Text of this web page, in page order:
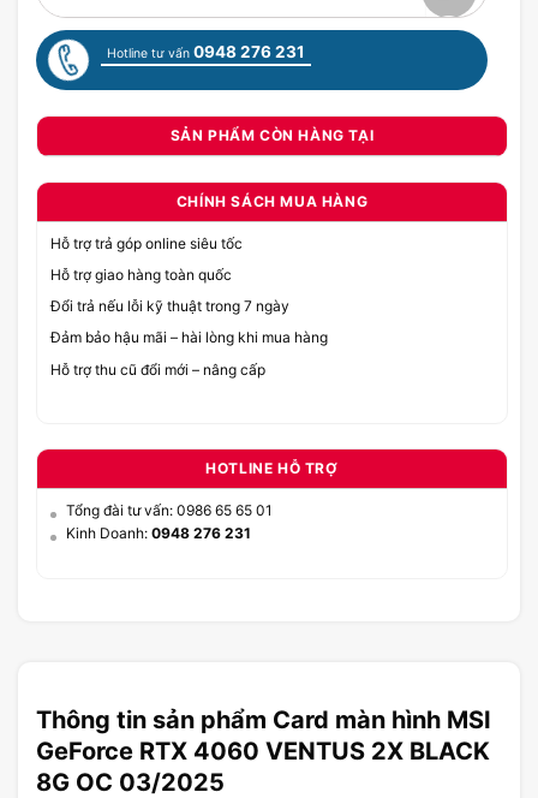
Hotline tư vấn 0948 276 231
SẢN PHẨM CÒN HÀNG TẠI
CHÍNH SÁCH MUA HÀNG
Hỗ trợ trả góp online siêu tốc
Hỗ trợ giao hàng toàn quốc
Đổi trả nếu lỗi kỹ thuật trong 7 ngày
Đảm bảo hậu mãi – hài lòng khi mua hàng
Hỗ trợ thu cũ đổi mới – nâng cấp
HOTLINE HỖ TRỢ
Tổng đài tư vấn: 0986 65 65 01
Kinh Doanh: 0948 276 231
Thông tin sản phẩm Card màn hình MSI
GeForce RTX 4060 VENTUS 2X BLACK
8G OC 03/2025